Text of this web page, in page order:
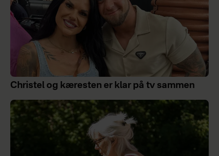
Christel og kæresten er klar på tv sammen